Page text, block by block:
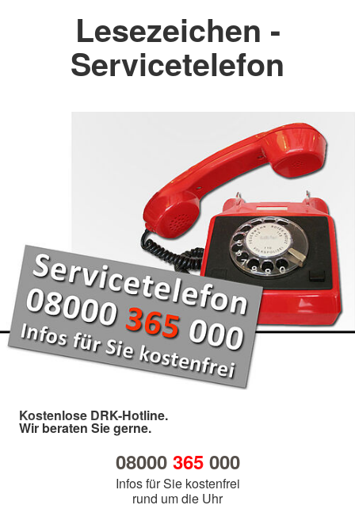
Lesezeichen -
Servicetelefon
Kostenlose DRK-Hotline.
Wir beraten Sie gerne.
08000 365000
Infos für Sie kostenfrei
rund um die Uhr